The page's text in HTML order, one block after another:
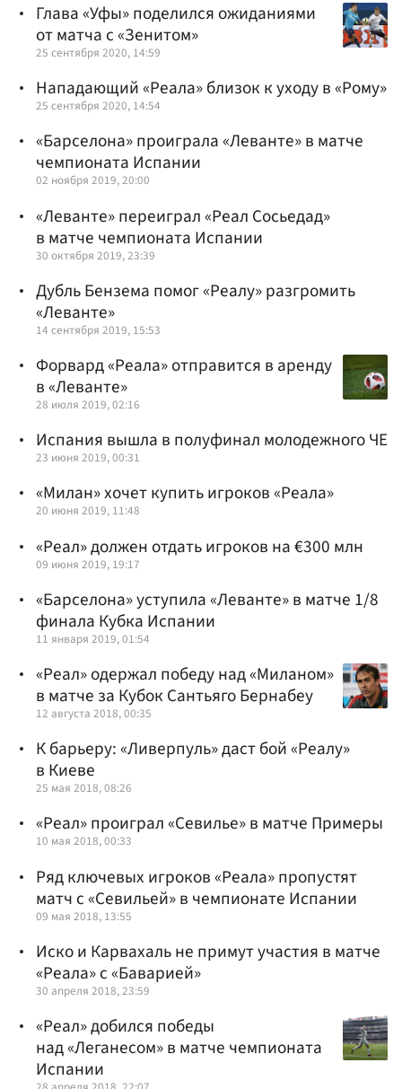
Глава «Уфы» поделился ожиданиями
от матча с «Зенитом»
25 сентября 2020, 14:59
Нападающий «Реала» близок к уходу в «Рому»
25 сентября 2020, 14:54
«Барселона» проиграла «Леванте» в матче
чемпионата Испании
02 ноября 2019, 20:00
«Леванте» переиграл «Реал Сосьедад»
в матче чемпионата Испании
30 октября 2019, 23:39
Дубль Бензема помог «Реалу» разгромить
«Леванте»
14 сентября 2019, 15:53
Форвард «Реала» отправится в аренду
в «Леванте»
28 июля 2019, 02:16
Испания вышла в полуфинал молодежного ЧЕ
23 июня 2019, 00:31
«Милан» хочет купить игроков «Реала»
20 июня 2019, 11:48
«Реал» должен отдать игроков на €300 млн
09 июня 2019, 19:17
«Барселона» уступила «Леванте» в матче 1/8
финала Кубка Испании
11 января 2019, 01:54
«Реал» одержал победу над «Миланом»
в матче за Кубок Сантьяго Бернабеу
12 августа 2018, 00:35
К барьеру: «Ливерпуль» даст бой «Реалу»
в Киеве
25 мая 2018, 08:26
«Реал» проиграл «Севилье» в матче Примеры
10 мая 2018, 00:33
Ряд ключевых игроков «Реала» пропустят
матч с «Севильей» в чемпионате Испании
09 мая 2018, 13:55
Иско и Карвахаль не примут участия в матче
«Реала» с «Баварией»
30 апреля 2018, 23:59
«Реал» добился победы
над «Леганесом» в матче чемпионата
Испании